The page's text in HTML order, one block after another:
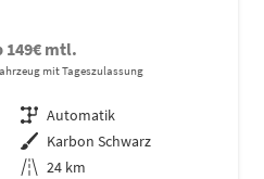
149€ mtl.
mit Tageszulassung
Getriebe Automatik
Außenfarbe Karbon Schwarz
Kilometerstand 24 km